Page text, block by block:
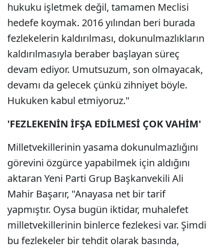
hukuku işletmek değil, tamamen Meclisi
hedefe koymak. 2016 yılından beri burada
fezlekelerin kaldırılması, dokunulmazlıkların
kaldırılmasıyla beraber başlayan süreç
devam ediyor. Umutsuzum, son olmayacak,
devamı da gelecek çünkü zihniyet böyle.
Hukuken kabul etmiyoruz."
'FEZLEKENİN İFŞA EDİLMESİ ÇOK VAHİM'
Milletvekillerinin yasama dokunulmazlığını
görevini özgürce yapabilmek için aldığını
aktaran Yeni Parti Grup Başkanvekili Ali
Mahir Başarır, "Anayasa net bir tarif
yapmıştır. Oysa bugün iktidar, muhalefet
milletvekillerinin binlerce fezlekesi var. Şimdi
bu fezlekeler bir tehdit olarak basında,